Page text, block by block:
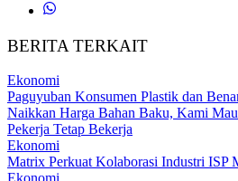
BERITA TERKAIT
Ekonomi
Paguyuban Konsumen Plastik dan
Naikkan Harga Bahan Baku, Kami Mau
Pekerja Tetap Bekerja
Ekonomi
Matrix Perkuat Kolaborasi Industri